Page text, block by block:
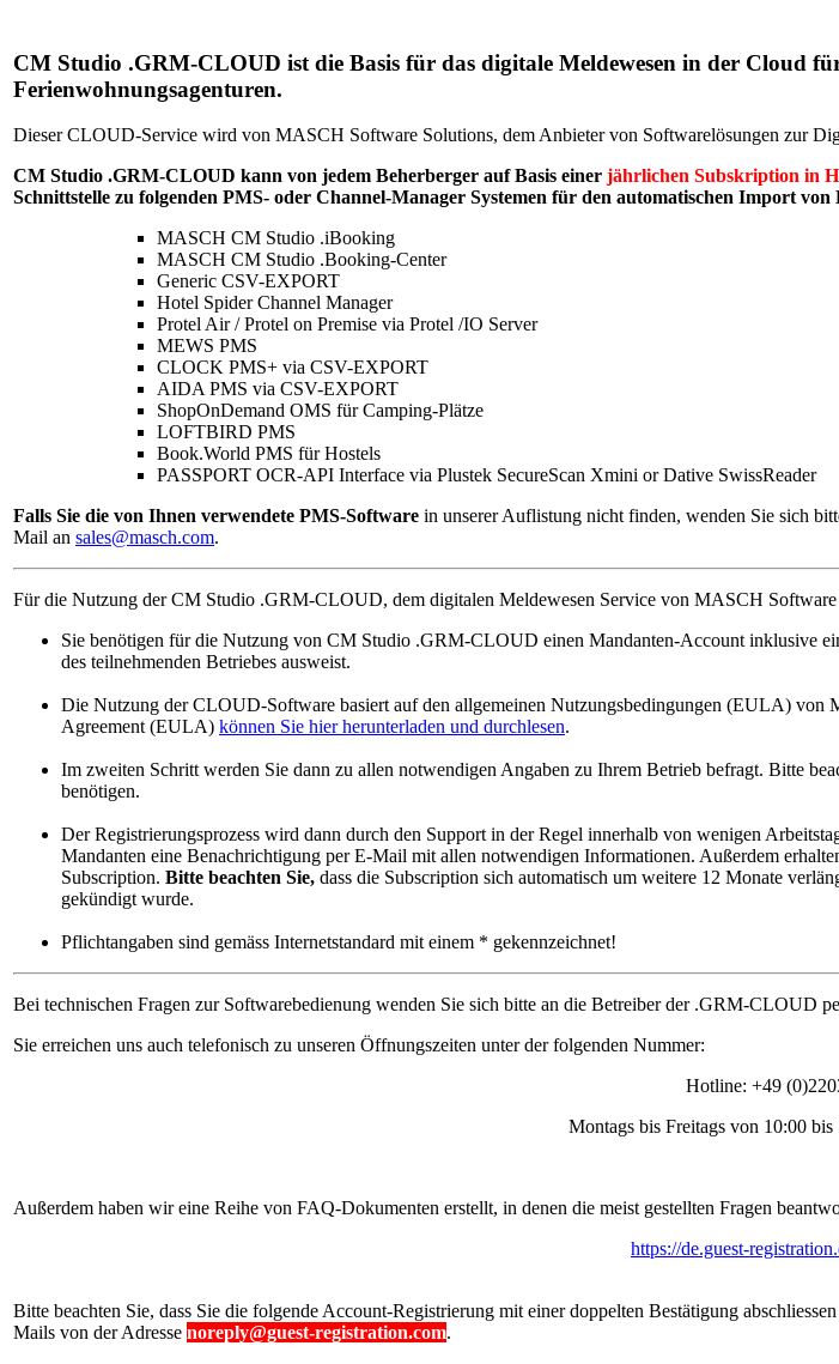
CM Studio .GRM-CLOUD ist die Basis für das digitale Meldewesen in der Cloud
Ferienwohnungsagenturen.
Dieser CLOUD-Service wird von MASCH Software Solutions, dem Anbieter von Softwarelösungen zur
CM Studio .GRM-CLOUD kann von jedem Beherberger auf Basis einer jährlichen Subskription in
Schnittstelle zu folgenden PMS- oder Channel-Manager Systemen für den automatischen Import von
MASCH CM Studio .iBooking
MASCH CM Studio .Booking-Center
Generic CSV-EXPORT
Hotel Spider Channel Manager
Protel Air / Protel on Premise via Protel /IO Server
MEWS PMS
CLOCK PMS+ via CSV-EXPORT
AIDA PMS via CSV-EXPORT
ShopOnDemand OMS für Camping-Plätze
LOFTBIRD PMS
Book.World PMS für Hostels
PASSPORT OCR-API Interface via Plustek SecureScan Xmini or Dative SwissReader
Falls Sie die von Ihnen verwendete PMS-Software in unserer Auflistung nicht finden, wenden Sie sich
Mail an sales@masch.com.
Für die Nutzung der CM Studio .GRM-CLOUD, dem digitalen Meldewesen Service von MASCH Software
Sie benötigen für die Nutzung von CM Studio .GRM-CLOUD einen Mandanten-Account inklusive
des teilnehmenden Betriebes ausweist.
Die Nutzung der CLOUD-Software basiert auf den allgemeinen Nutzungsbedingungen (EULA)
Agreement (EULA) können Sie hier herunterladen und durchlesen.
Im zweiten Schritt werden Sie dann zu allen notwendigen Angaben zu Ihrem Betrieb befragt. Bitte
benötigen.
Der Registrierungsprozess wird dann durch den Support in der Regel innerhalb von wenigen
Mandanten eine Benachrichtigung per E-Mail mit allen notwendigen Informationen. Außerdem
Subscription. Bitte beachten Sie, dass die Subscription sich automatisch um weitere 12 Monate
gekündigt wurde.
Pflichtangaben sind gemäss Internetstandard mit einem * gekennzeichnet!
Bei technischen Fragen zur Softwarebedienung wenden Sie sich bitte an die Betreiber der .GRM-CLOUD
Sie erreichen uns auch telefonisch zu unseren Öffnungszeiten unter der folgenden Nummer:
Hotline: +49
Montags bis Freitags von 10:00
Außerdem haben wir eine Reihe von FAQ-Dokumenten erstellt, in denen die meist gestellten Fragen
https://de.guest-
Bitte beachten Sie, dass Sie die folgende Account-Registrierung mit einer doppelten Bestätigung
Mails von der Adresse noreply@guest-registration.com.